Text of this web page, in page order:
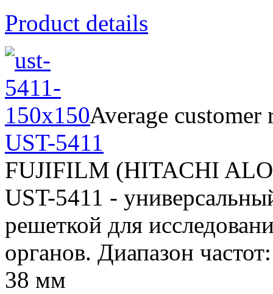
Product details
Average customer
UST-5411
FUJIFILM (HITACHI
UST-5411 -
решеткой для
органов. Диапазон
38 мм